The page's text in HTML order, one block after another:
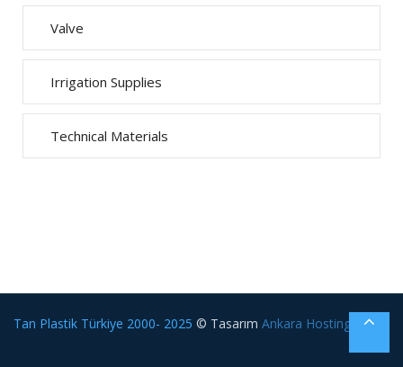
Valve
Irrigation Supplies
Technical Materials
Tan Plastik Türkiye 2000- 2025 © Tasarım Ankara Hosting